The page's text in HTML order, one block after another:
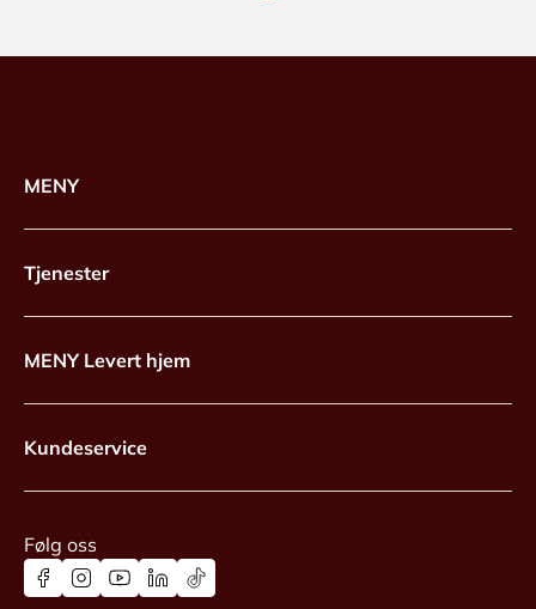
MENY
Tjenester
MENY Levert hjem
Kundeservice
Følg oss